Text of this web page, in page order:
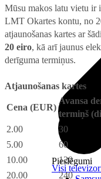
Pieslēgumi
Visi
Mūsu makos latu vietu ir
LMT Okartes kontu, no
atjaunošanas kartes ar
20 eiro, kā arī jaunus
derīguma termiņus.
Atjaunošanas kartes
Cena (EUR)
Avansa
termiņš
2.00
30
5.00
60
10.00
120
20.00
240